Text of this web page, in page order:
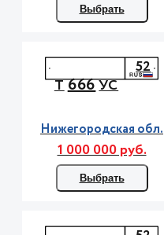
Выбрать
Т666УС
52
Нижегородская обл.
1 000 000 руб.
Выбрать